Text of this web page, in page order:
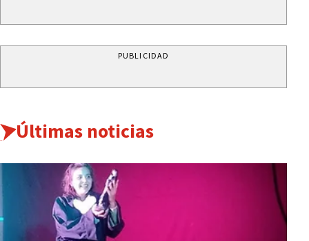
PUBLICIDAD
Últimas noticias